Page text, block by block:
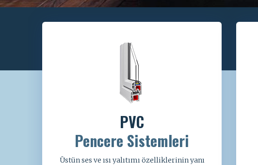
PVC
Pencere Sistemleri
Üstün ses ve ısı yalıtımı özelliklerinin yanı